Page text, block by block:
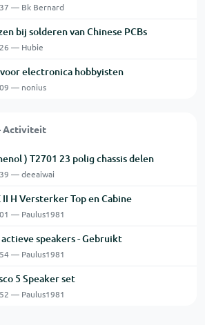
— Bk Bernard
bij solderen van Chinese PCBs
— Hubie
electronica hobbyisten
— nonius
Activiteit
) T2701 23 polig chassis delen
— deeaiwai
H Versterker Top en Cabine
— Paulus1981
actieve speakers - Gebruikt
— Paulus1981
5 Speaker set
— Paulus1981